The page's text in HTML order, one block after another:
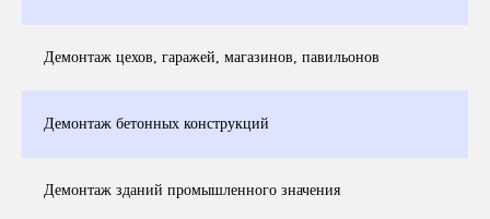
Демонтаж цехов, гаражей, магазинов, павильонов
Демонтаж бетонных конструкций
Демонтаж зданий промышленного значения